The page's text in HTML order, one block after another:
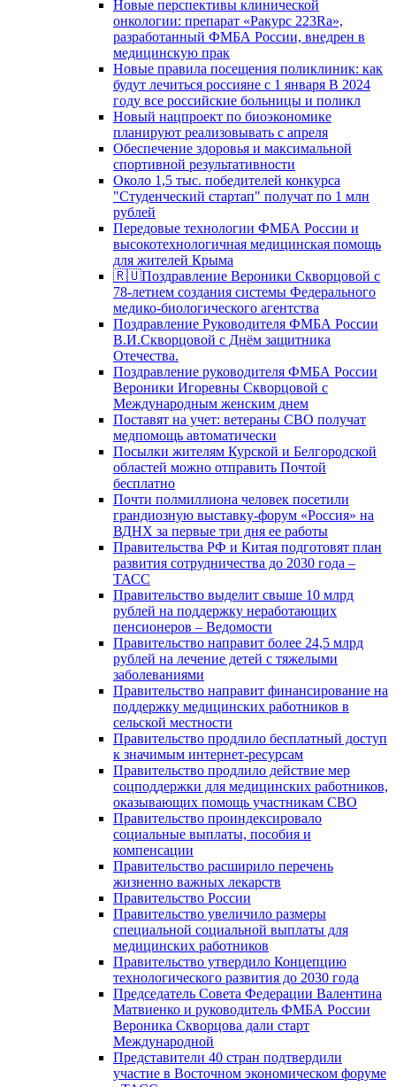
Новые перспективы клинической
онкологии: препарат «Ракурс 223Ra»,
разработанный ФМБА России, внедрен в
медицинскую прак
Новые правила посещения поликлиник: как
будут лечиться россияне с 1 января В 2024
году все российские больницы и поликл
Новый нацпроект по биоэкономике
планируют реализовывать с апреля
Обеспечение здоровья и максимальной
спортивной результативности
Около 1,5 тыс. победителей конкурса
"Студенческий стартап" получат по 1 млн
рублей
Передовые технологии ФМБА России и
высокотехнологичная медицинская помощь
для жителей Крыма
🇷🇺Поздравление Вероники Скворцовой с
78-летием создания системы Федерального
медико-биологического агентства
Поздравление Руководителя ФМБА России
В.И.Скворцовой с Днём защитника
Отечества.
Поздравление руководителя ФМБА России
Вероники Игоревны Скворцовой с
Международным женским днем
Поставят на учет: ветераны СВО получат
медпомощь автоматически
Посылки жителям Курской и Белгородской
областей можно отправить Почтой
бесплатно
Почти полмиллиона человек посетили
грандиозную выставку-форум «Россия» на
ВДНХ за первые три дня ее работы
Правительства РФ и Китая подготовят план
развития сотрудничества до 2030 года –
ТАСС
Правительство выделит свыше 10 млрд
рублей на поддержку неработающих
пенсионеров – Ведомости
Правительство направит более 24,5 млрд
рублей на лечение детей с тяжелыми
заболеваниями
Правительство направит финансирование на
поддержку медицинских работников в
сельской местности
Правительство продлило бесплатный доступ
к значимым интернет-ресурсам
Правительство продлило действие мер
соцподдержки для медицинских работников,
оказывающих помощь участникам СВО
Правительство проиндексировало
социальные выплаты, пособия и
компенсации
Правительство расширило перечень
жизненно важных лекарств
Правительство России
Правительство увеличило размеры
специальной социальной выплаты для
медицинских работников
Правительство утвердило Концепцию
технологического развития до 2030 года
Председатель Совета Федерации Валентина
Матвиенко и руководитель ФМБА России
Вероника Скворцова дали старт
Международной
Представители 40 стран подтвердили
участие в Восточном экономическом форуме